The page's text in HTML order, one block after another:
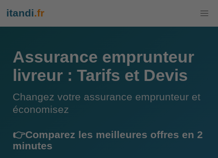
itandi.fr
Assurance emprunteur
livreur : Tarifs et Devis
Changez votre assurance emprunteur et
économisez
👉Comparez les meilleures offres en 2
minutes